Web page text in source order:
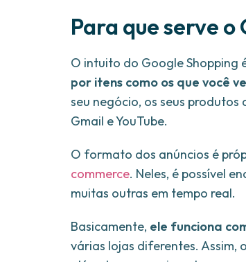
Para que serve
O intuito do Google Shopping
por itens como os que você
seu negócio, os seus
Gmail e YouTube.
O formato dos anúncios é
commerce. Neles, é possível
muitas outras em tempo real.
Basicamente, ele funciona
várias lojas diferentes. Assim,